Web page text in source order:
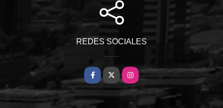
REDES SOCIALES
Facebook
X Instagram